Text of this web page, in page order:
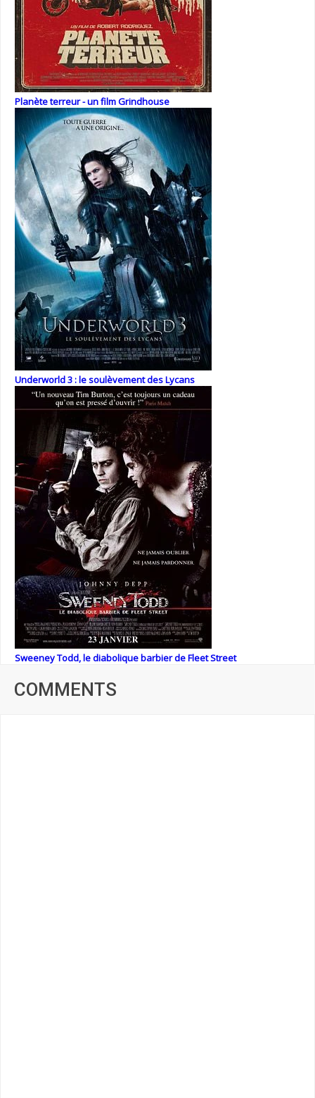
Planète terreur - un film Grindhouse
Underworld 3 : le soulèvement des Lycans
Sweeney Todd, le diabolique barbier de Fleet Street
COMMENTS